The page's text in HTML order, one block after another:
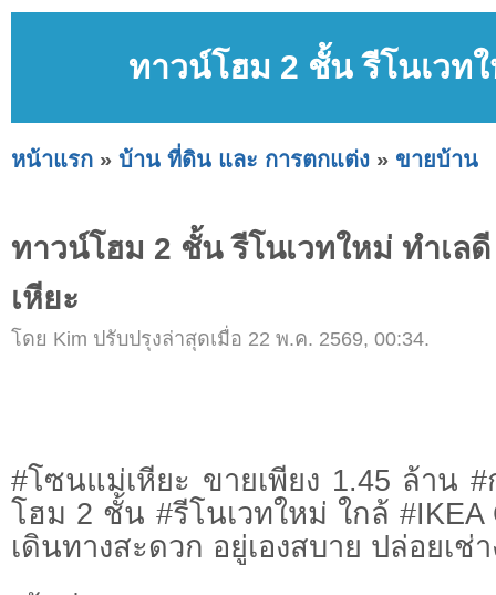
ทาวน์โฮม 2 ชั้น รีโนเวท
หน้าแรก » บ้าน ที่ดิน และ การตกแต่ง » ขายบ้าน
ทาวน์โฮม 2 ชั้น รีโนเวทใหม่ ทำเล
เหียะ
โดย Kim ปรับปรุงล่าสุดเมื่อ 22 พ.ค. 2569, 00:34.
#โซนแม่เหียะ ขายเพียง 1.45 ล้าน
โฮม 2 ชั้น #รีโนเวทใหม่ ใกล้ #IKEA
เดินทางสะดวก อยู่เองสบาย ปล่อยเช่